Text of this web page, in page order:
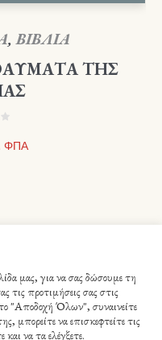
,ΒΙΒΛΙΑ
ΤΗΣ
ΦΠΑ
μας, για να σας δώσουμε τη
τις προτιμήσεις σας στις
"Αποδοχή Όλων", συναινείτε
να επισκεφτείτε τις
να τα ελέγξετε.